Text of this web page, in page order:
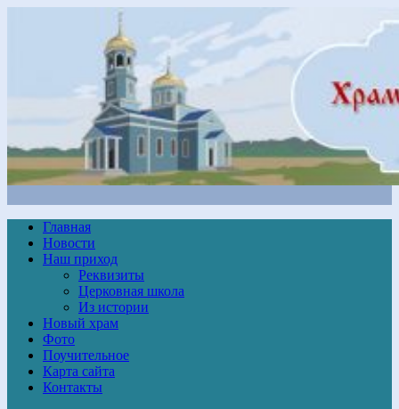
Главная
Новости
Наш приход
Реквизиты
Церковная школа
Из истории
Новый храм
Фото
Поучительное
Карта сайта
Контакты